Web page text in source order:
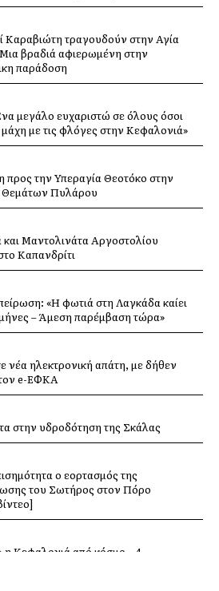
Καραβιώτη τραγουδούν στην Αγία
βραδιά αφιερωμένη στην
παράδοση
μεγάλο ευχαριστώ σε όλους όσοι
με τις φλόγες στην Κεφαλονιά»
την Υπεραγία Θεοτόκο στην
Πυλάρου
Μαντολινάτα Αργοστολίου
Καπανδρίτι
«Η φωτιά στη Λαγκάδα καίει
– Άμεση παρέμβαση τώρα»
νέα ηλεκτρονική απάτη, με δήθεν
e-ΕΦΚΑ
στην υδροδότηση της Σκάλας
ο εορτασμός της
του Σωτήρος στον Πόρο
η Κεφαλονιά από κόσμο – 4